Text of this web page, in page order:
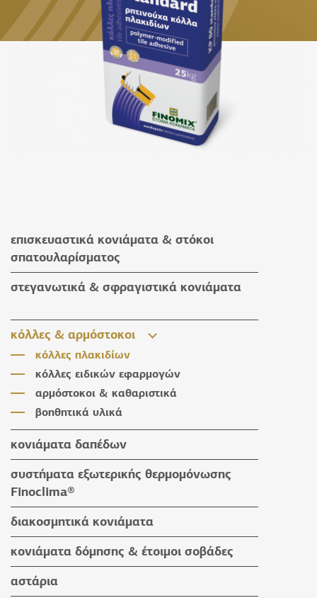
επισκευαστικά κονιάματα & στόκοι
σπατουλαρίσματος
επισκευαστικά κονιάματα
στόκοι σπατουλαρίσματος
στεγανωτικά & σφραγιστικά κονιάματα
στεγανωτικά & σφραγιστικά κονιάματα
βοηθητικά υλικά
κόλλες & αρμόστοκοι
κόλλες πλακιδίων
κόλλες ειδικών εφαρμογών
αρμόστοκοι & καθαριστικά
βοηθητικά υλικά
κονιάματα δαπέδων
κονιάματα δαπέδων
βοηθητικά υλικά
συστήματα εξωτερικής θερμομόνωσης
Finoclima®
προϊόντα Finoclima®
βοηθητικά υλικά
διακοσμητικά κονιάματα
υδαταπωθητικά έγχρωμα επιχρίσματα
πατητές τσιμεντοκονίες
προϊόντα εμποτισμού & βερνίκια
κονιάματα δόμησης & έτοιμοι σοβάδες
κονιάματα δόμησης
έτοιμοι σοβάδες
αστάρια